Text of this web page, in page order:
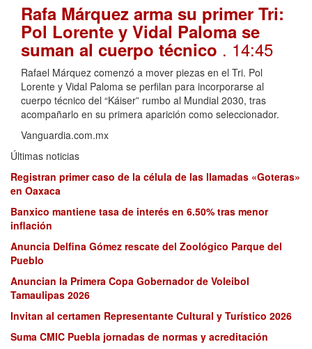
Rafa Márquez arma su primer Tri:
Pol Lorente y Vidal Paloma se
suman al cuerpo técnico . 14:45
Rafael Márquez comenzó a mover piezas en el Tri. Pol
Lorente y Vidal Paloma se perfilan para incorporarse al
cuerpo técnico del “Káiser” rumbo al Mundial 2030, tras
acompañarlo en su primera aparición como seleccionador.
Vanguardia.com.mx
Últimas noticias
Registran primer caso de la célula de las llamadas «Goteras»
en Oaxaca
Banxico mantiene tasa de interés en 6.50% tras menor
inflación
Anuncia Delfina Gómez rescate del Zoológico Parque del
Pueblo
Anuncian la Primera Copa Gobernador de Voleibol
Tamaulipas 2026
Invitan al certamen Representante Cultural y Turístico 2026
Suma CMIC Puebla jornadas de normas y acreditación